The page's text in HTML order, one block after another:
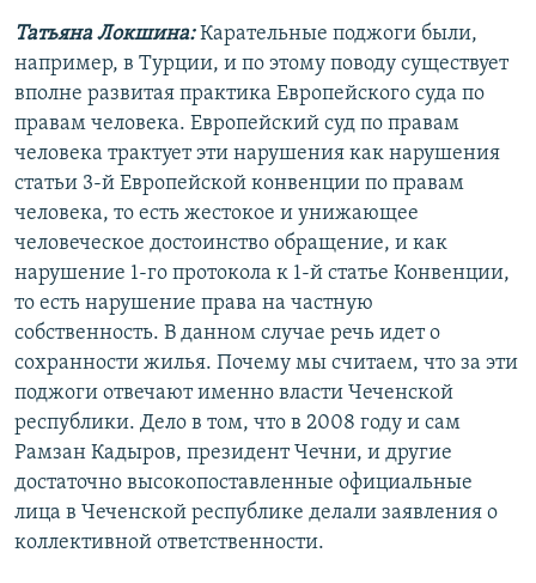
Татьяна Локшина:Карательные поджоги были,
например, в Турции, и по этому поводу существует
вполне развитая практика Европейского суда по
правам человека. Европейский суд по правам
человека трактует эти нарушения как нарушения
статьи 3-й Европейской конвенции по правам
человека, то есть жестокое и унижающее
человеческое достоинство обращение, и как
нарушение 1-го протокола к 1-й статье Конвенции,
то есть нарушение права на частную
собственность. В данном случае речь идет о
сохранности жилья. Почему мы считаем, что за эти
поджоги отвечают именно власти Чеченской
республики. Дело в том, что в 2008 году и сам
Рамзан Кадыров, президент Чечни, и другие
достаточно высокопоставленные официальные
лица в Чеченской республике делали заявления о
коллективной ответственности.